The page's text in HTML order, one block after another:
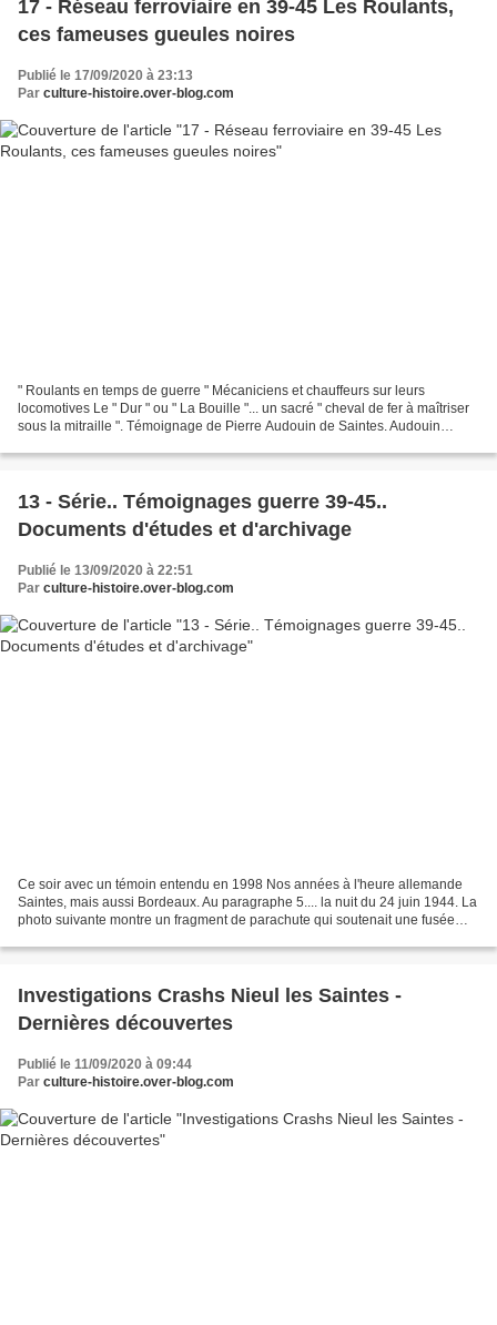
17 - Réseau ferroviaire en 39-45 Les Roulants,
ces fameuses gueules noires
Publié le 17/09/2020 à 23:13
Par culture-histoire.over-blog.com
" Roulants en temps de guerre " Mécaniciens et chauffeurs sur leurs
locomotives Le " Dur " ou " La Bouille "... un sacré " cheval de fer à maîtriser
sous la mitraille ". Témoignage de Pierre Audouin de Saintes. Audouin
13 - Série.. Témoignages guerre 39-45..
Documents d'études et d'archivage
Publié le 13/09/2020 à 22:51
Par culture-histoire.over-blog.com
Ce soir avec un témoin entendu en 1998 Nos années à l'heure allemande
Saintes, mais aussi Bordeaux. Au paragraphe 5.... la nuit du 24 juin 1944. La
photo suivante montre un fragment de parachute qui soutenait une fusée
Investigations Crashs Nieul les Saintes -
Dernières découvertes
Publié le 11/09/2020 à 09:44
Par culture-histoire.over-blog.com